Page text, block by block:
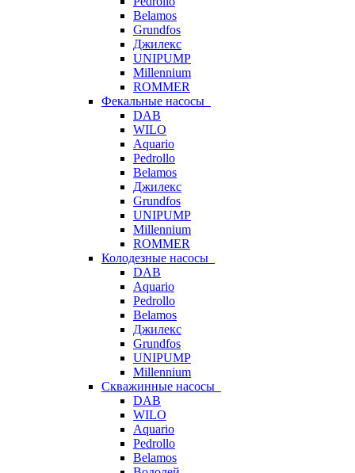
Belamos
Grundfos
Джилекс
UNIPUMP
Millennium
ROMMER
Фекальные насосы
DAB
WILO
Aquario
Pedrollo
Belamos
Джилекс
Grundfos
UNIPUMP
Millennium
ROMMER
Колодезные насосы
DAB
Aquario
Pedrollo
Belamos
Джилекс
Grundfos
UNIPUMP
Millennium
Скважинные насосы
DAB
WILO
Aquario
Pedrollo
Belamos